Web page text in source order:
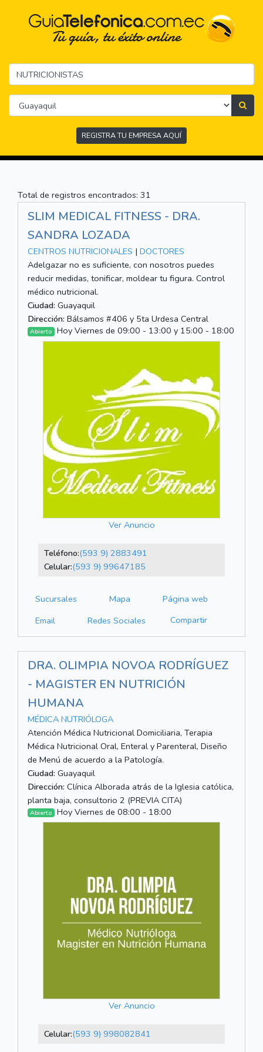
REGISTRA TU EMPRESA AQUÍ
Total de registros encontrados: 31
SLIM MEDICAL FITNESS - DRA.
SANDRA LOZADA
CENTROS NUTRICIONALES | DOCTORES
Adelgazar no es suficiente, con nosotros puedes
reducir medidas, tonificar, moldear tu figura. Control
médico nutricional.
Ciudad: Guayaquil
Dirección: Bálsamos #406 y 5ta Urdesa Central
Abierto Hoy Viernes de 09:00 - 13:00 y 15:00 - 18:00
Ver Anuncio
Teléfono:(593 9) 2883491
Celular:(593 9) 99647185
Sucursales Mapa
Página web
Email
Redes Sociales Compartir
DRA. OLIMPIA NOVOA RODRÍGUEZ
- MAGISTER EN NUTRICIÓN
HUMANA
MÉDICA NUTRIÓLOGA
Atención Médica Nutricional Domiciliaria, Terapia
Médica Nutricional Oral, Enteral y Parenteral, Diseño
de Menú de acuerdo a la Patología.
Ciudad: Guayaquil
Dirección: Clínica Alborada atrás de la Iglesia católica,
planta baja, consultorio 2 (PREVIA CITA)
Abierto Hoy Viernes de 08:00 - 18:00
Ver Anuncio
Celular:(593 9) 998082841